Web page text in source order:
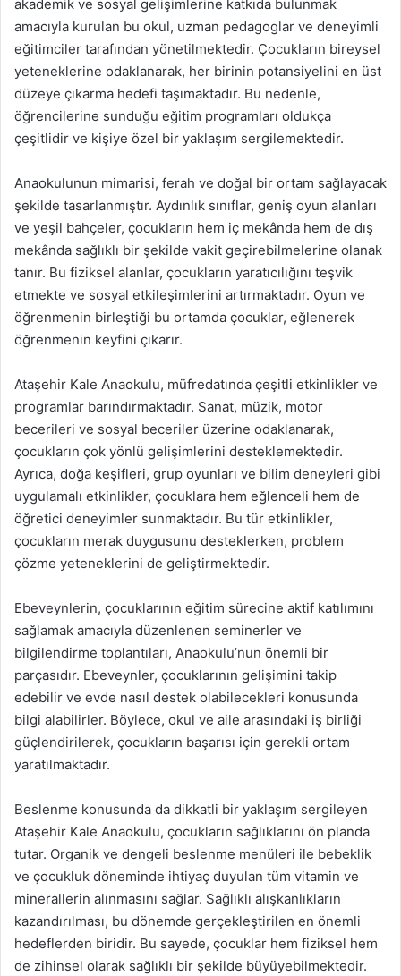
akademik ve sosyal gelişimlerine katkıda bulunmak
amacıyla kurulan bu okul, uzman pedagoglar ve deneyimli
eğitimciler tarafından yönetilmektedir. Çocukların bireysel
yeteneklerine odaklanarak, her birinin potansiyelini en üst
düzeye çıkarma hedefi taşımaktadır. Bu nedenle,
öğrencilerine sunduğu eğitim programları oldukça
çeşitlidir ve kişiye özel bir yaklaşım sergilemektedir.
Anaokulunun mimarisi, ferah ve doğal bir ortam sağlayacak
şekilde tasarlanmıştır. Aydınlık sınıflar, geniş oyun alanları
ve yeşil bahçeler, çocukların hem iç mekânda hem de dış
mekânda sağlıklı bir şekilde vakit geçirebilmelerine olanak
tanır. Bu fiziksel alanlar, çocukların yaratıcılığını teşvik
etmekte ve sosyal etkileşimlerini artırmaktadır. Oyun ve
öğrenmenin birleştiği bu ortamda çocuklar, eğlenerek
öğrenmenin keyfini çıkarır.
Ataşehir Kale Anaokulu, müfredatında çeşitli etkinlikler ve
programlar barındırmaktadır. Sanat, müzik, motor
becerileri ve sosyal beceriler üzerine odaklanarak,
çocukların çok yönlü gelişimlerini desteklemektedir.
Ayrıca, doğa keşifleri, grup oyunları ve bilim deneyleri gibi
uygulamalı etkinlikler, çocuklara hem eğlenceli hem de
öğretici deneyimler sunmaktadır. Bu tür etkinlikler,
çocukların merak duygusunu desteklerken, problem
çözme yeteneklerini de geliştirmektedir.
Ebeveynlerin, çocuklarının eğitim sürecine aktif katılımını
sağlamak amacıyla düzenlenen seminerler ve
bilgilendirme toplantıları, Anaokulu’nun önemli bir
parçasıdır. Ebeveynler, çocuklarının gelişimini takip
edebilir ve evde nasıl destek olabilecekleri konusunda
bilgi alabilirler. Böylece, okul ve aile arasındaki iş birliği
güçlendirilerek, çocukların başarısı için gerekli ortam
yaratılmaktadır.
Beslenme konusunda da dikkatli bir yaklaşım sergileyen
Ataşehir Kale Anaokulu, çocukların sağlıklarını ön planda
tutar. Organik ve dengeli beslenme menüleri ile bebeklik
ve çocukluk döneminde ihtiyaç duyulan tüm vitamin ve
minerallerin alınmasını sağlar. Sağlıklı alışkanlıkların
kazandırılması, bu dönemde gerçekleştirilen en önemli
hedeflerden biridir. Bu sayede, çocuklar hem fiziksel hem
de zihinsel olarak sağlıklı bir şekilde büyüyebilmektedir.